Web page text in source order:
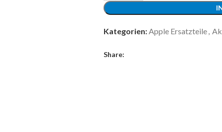
Kategorien:Apple Ersatzteile,
Share: